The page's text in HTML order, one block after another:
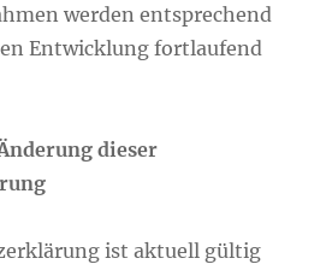
werden entsprechend
Entwicklung fortlaufend
dieser
ist aktuell gültig